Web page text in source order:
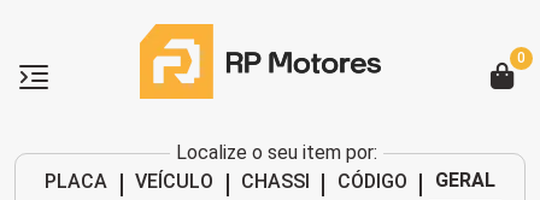
Localize o seu item por:
PLACA
| VEÍCULO | CHASSI | CÓDIGO | GERAL
0